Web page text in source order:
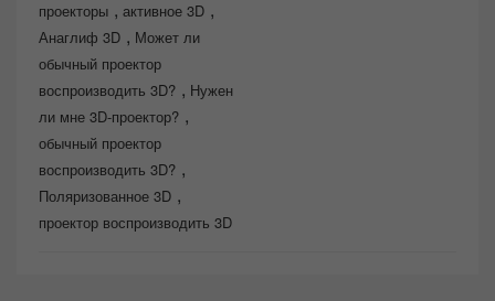
проекторы , активное 3D ,
Анаглиф 3D , Может ли
обычный проектор
воспроизводить 3D? , Нужен
ли мне 3D-проектор? ,
обычный проектор
воспроизводить 3D? ,
Поляризованное 3D ,
проектор воспроизводить 3D